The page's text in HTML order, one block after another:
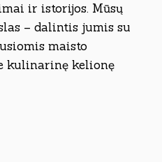
ir istorijos. Mūsų
– dalintis jumis su
maisto
kulinarinę kelionę